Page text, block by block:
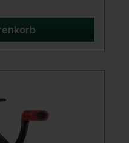
bieten. Die Daiwa 23
ideale Wahl für
die Wert auf
großartige
die